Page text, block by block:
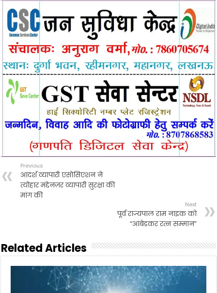
o
k
r
p
Previous
आदर्श व्यापारी एसोसिएशन ने
त्योहार मद्देनज़र व्यापारी सुरक्षा की
मांग की
Next
पूर्व राज्यपाल राम नाइक को
“आंबेडकर रत्न सम्मान”
Related Articles